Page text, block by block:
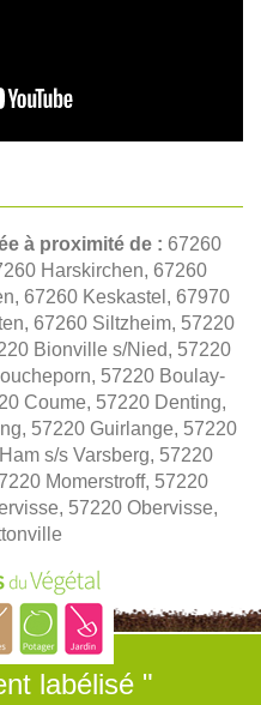
à proximité de : 67260
Harskirchen, 67260
67260 Keskastel, 67970
67260 Siltzheim, 57220
Bionville s/Nied, 57220
57220 Boulay-
Coume, 57220 Denting,
57220 Guirlange, 57220
s/s Varsberg, 57220
Momerstroff, 57220
57220 Obervisse,
labélisé "